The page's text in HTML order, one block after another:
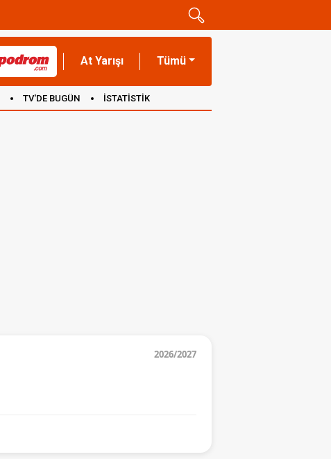
At Yarışı Tümü
TV'DE BUGÜN İSTATİSTİK
2026/2027